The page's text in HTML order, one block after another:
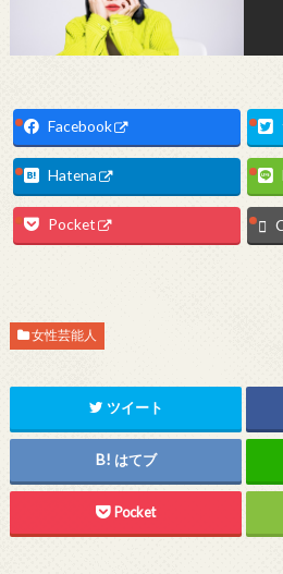
Facebook
Hatena
Pocket
女性芸能人
ツイート
はてブ
Pocket